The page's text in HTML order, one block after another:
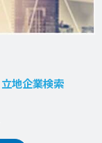
立地企業検索